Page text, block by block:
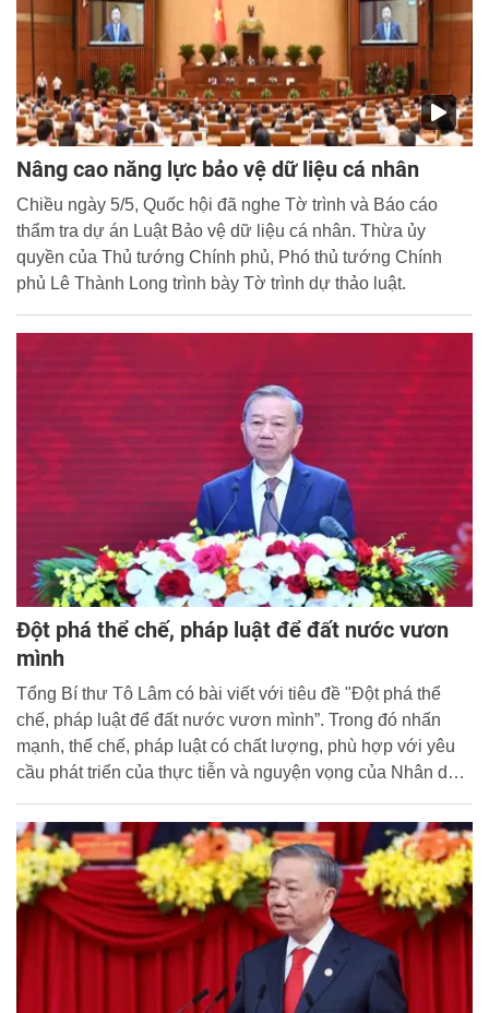
Nâng cao năng lực bảo vệ dữ liệu cá nhân
Chiều ngày 5/5, Quốc hội đã nghe Tờ trình và Báo cáo
thẩm tra dự án Luật Bảo vệ dữ liệu cá nhân. Thừa ủy
quyền của Thủ tướng Chính phủ, Phó thủ tướng Chính
phủ Lê Thành Long trình bày Tờ trình dự thảo luật.
Đột phá thể chế, pháp luật để đất nước vươn
mình
Tổng Bí thư Tô Lâm có bài viết với tiêu đề "Đột phá thể
chế, pháp luật để đất nước vươn mình”. Trong đó nhấn
mạnh, thể chế, pháp luật có chất lượng, phù hợp với yêu
cầu phát triển của thực tiễn và nguyện vọng của Nhân dân
gia. Do đó, để đất nước vươn mình phát triển mạnh mẽ,
chúng ta dứt khoát nói "không" với bất cứ hạn chế, bất cập
nào trong thể chế, pháp luật; không thỏa hiệp với bất kỳ
yếu kém nào trong thiết kế chính sách, soạn thảo pháp
luật, hay tổ chức thực thi. Cổng Thông tin điện tử Học viện
trân trọng giới thiệu toàn văn bài viết của đồng chí Tổng Bí